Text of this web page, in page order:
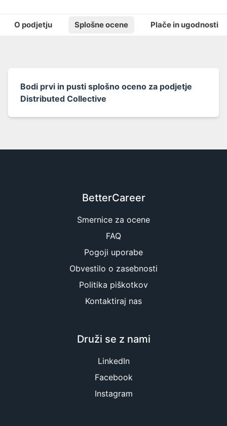
O podjetju Splošne ocene Plače in ugodnosti
Bodi prvi in pusti splošno oceno za podjetje
Distributed Collective
BetterCareer
Smernice za ocene
FAQ
Pogoji uporabe
Obvestilo o zasebnosti
Politika piškotkov
Kontaktiraj nas
Druži se z nami
LinkedIn
Facebook
Instagram